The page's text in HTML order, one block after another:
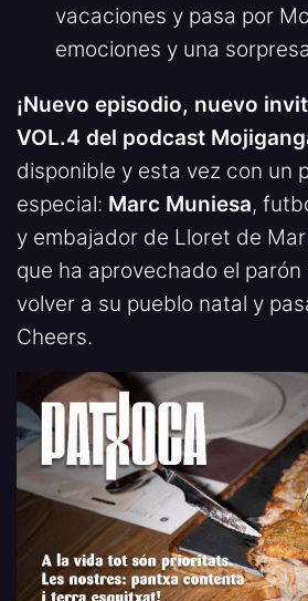
vacaciones y pasa por
emociones y una
¡Nuevo episodio, nuevo
VOL.4 del podcast
disponible y esta vez con un
especial: Marc Muniesa,
y embajador de Lloret de
que ha aprovechado el parón
volver a su pueblo natal y
Cheers.